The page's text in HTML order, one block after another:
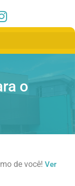
o
de você! Ver